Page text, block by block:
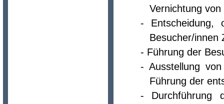
Vernichtung
- Entscheidung,
Besucher/innen
- Führung der
- Ausstellung
Führung der
- Durchführung